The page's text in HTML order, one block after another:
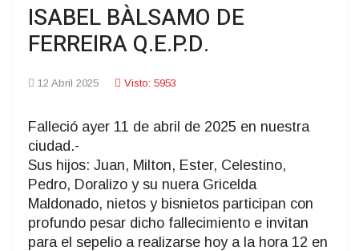
ISABEL BÀLSAMO DE
FERREIRA Q.E.P.D.
12 Abril 2025 Visto: 5953
Falleció ayer 11 de abril de 2025 en nuestra
ciudad.-
Sus hijos: Juan, Milton, Ester, Celestino,
Pedro, Doralizo y su nuera Gricelda
Maldonado, nietos y bisnietos participan con
profundo pesar dicho fallecimiento e invitan
para el sepelio a realizarse hoy a la hora 12 en